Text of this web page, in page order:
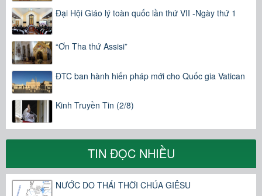
Đại Hội Giáo lý toàn quốc lần thứ VII -Ngày thứ 1
“Ơn Tha thứ Assisi”
ĐTC ban hành hiến pháp mới cho Quốc gia Vatican
Kinh Truyền Tin (2/8)
TIN ĐỌC NHIỀU
NƯỚC DO THÁI THỜI CHÚA GIÊSU